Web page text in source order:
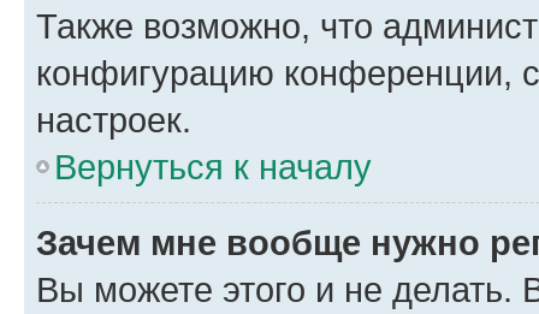
Также возможно, что
конфигурацию конференции,
настроек.
Вернуться к началу
Зачем мне вообще нужно
Вы можете этого и не делать.